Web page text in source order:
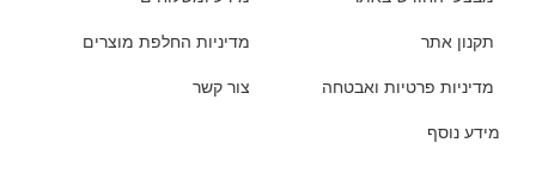
תקנון אתר
מדיניות פרטיות ואבטחה
מידע נוסף
מדיניות החלפת מוצרים
צור קשר